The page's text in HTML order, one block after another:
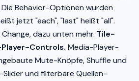
Die Behavior-Optionen wurden
jetzt "each", "last" heißt "all".
dazu unten mehr. Tile-
Controls. Media-Player-
Mute-Knöpfe, Shuffle und
und filterbare Quellen-